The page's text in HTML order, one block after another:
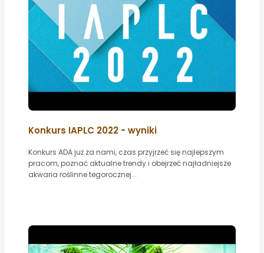
Konkurs IAPLC 2022 - wyniki
Konkurs ADA już za nami, czas przyjrzeć się najlepszym
pracom, poznać aktualne trendy i obejrzeć najładniejsze
akwaria roślinne tegorocznej...